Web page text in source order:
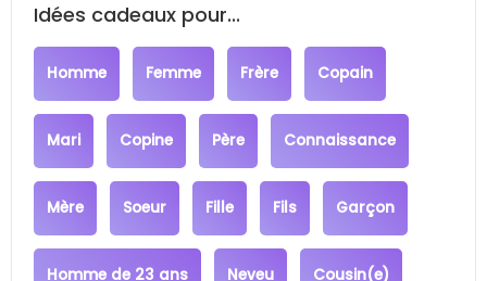
Idées cadeaux pour...
Homme Femme Frère Copain
Mari Copine Père Connaissance
Mère Soeur Fille Fils Garçon
Homme de 23 ans Neveu Cousin(e)